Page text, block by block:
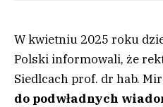
W kwietniu 2025 roku
Polski informowali, że
Siedlcach prof. dr hab.
do podwładnych